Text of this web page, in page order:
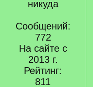
никуда
Сообщений:
772
На сайте с
2013 г.
Рейтинг:
811